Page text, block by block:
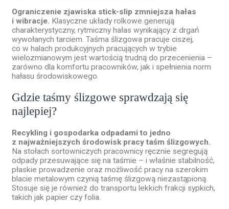
Ograniczenie zjawiska stick-slip zmniejsza hałas
i wibracje. Klasyczne układy rolkowe generują
charakterystyczny, rytmiczny hałas wynikający z drgań
wywołanych tarciem. Taśma ślizgowa pracuje ciszej,
co w halach produkcyjnych pracujących w trybie
wielozmianowym jest wartością trudną do przecenienia –
zarówno dla komfortu pracowników, jak i spełnienia norm
hałasu środowiskowego.
Gdzie taśmy ślizgowe sprawdzają się
najlepiej?
Recykling i gospodarka odpadami to jedno
z najważniejszych środowisk pracy taśm ślizgowych.
Na stołach sortowniczych pracownicy ręcznie segregują
odpady przesuwające się na taśmie – i właśnie stabilność,
płaskie prowadzenie oraz możliwość pracy na szerokim
blacie metalowym czynią taśmę ślizgową niezastąpioną.
Stosuje się je również do transportu lekkich frakcji sypkich,
takich jak papier czy folia.